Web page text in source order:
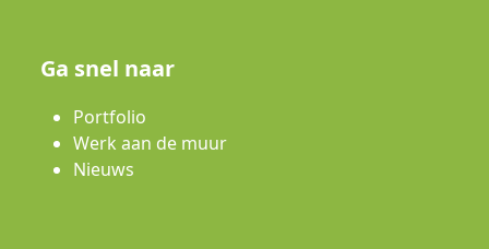
Ga snel naar
Portfolio
Werk aan de muur
Nieuws